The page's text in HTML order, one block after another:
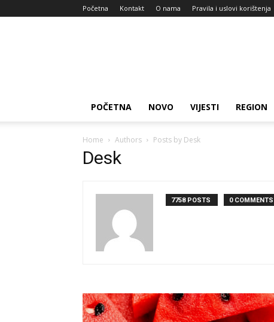
Početna Kontakt O nama Pravila i uslovi korištenja
POČETNA NOVO VIJESTI REGION
Home Authors Posts by Desk
Desk
7758 POSTS 0 COMMENTS